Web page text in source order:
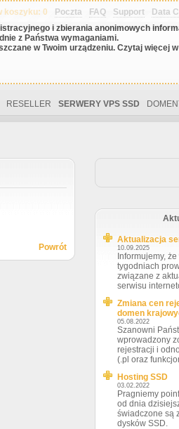
i zbierania anonimowych
z Państwa wymaganiami.
w Twoim urządzeniu. Czytaj więcej w
koszyku: 0 Poczta FAQ Support Data
RESELLER SERWERY VPS SSD
Aktualizacja
10.09.2025
Informujemy,
tygodniach
związane z
serwisu
Zmiana cen
domen
05.08.2022
Szanowni
wprowadzony
rejestracji i
(.pl oraz
Hosting SSD
03.02.2022
Pragniemy
od dnia
świadczone są
dysków SSD.
Powrót